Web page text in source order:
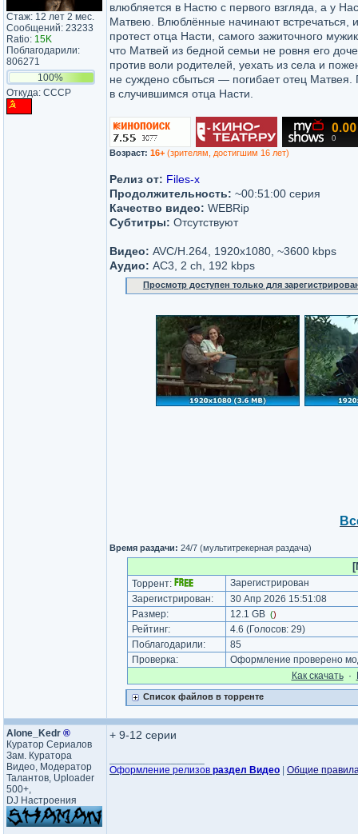
Стаж: 12 лет 2 мес.
Сообщений: 23233
Ratio: 15K
Поблагодарили:
806271
100%
Откуда: CCCP
влюбляется в Настю с первого взгляда, а у
Матвею. Влюблённые начинают встречаться,
протест отца Насти, самого зажиточного
что Матвей из бедной семьи не ровня его
против воли родителей, уехать из села и
не суждено сбыться — погибает отец Матвея.
в случившимся отца Насти.
Возраст: 16+ (зрителям, достигшим 16 лет)
Релиз от: Files-x
Продолжительность: ~00:51:00 серия
Качество видео: WEBRip
Субтитры: Отсутствуют
Видео: AVC/H.264, 1920x1080, ~3600 kbps
Аудио: AC3, 2 ch, 192 kbps
Просмотр доступен только для
Время раздачи: 24/7 (мультитрекерная раздача)
Торрент:
Зарегистрирован
Зарегистрирован:
30 Апр 2026 15:51:08
Размер:
12.1 GB ()
Рейтинг: 4.6 (Голосов: 29)
Поблагодарили:
85
Проверка:
Оформление проверено
Как cкачать·
Список файлов в торренте
Alone_Kedr ®
Куратор Сериалов
Зам. Куратора
Видео, Модератор
Талантов, Uploader
500+,
DJ Настроения
+ 9-12 серии
Оформление релизов раздел Видео Общие